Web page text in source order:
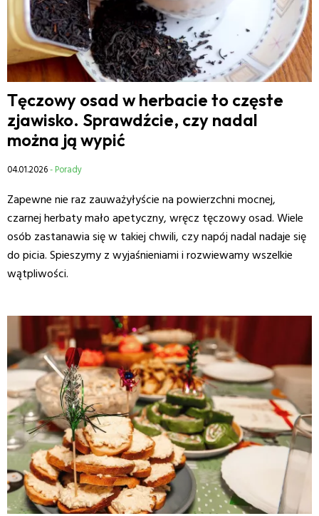
Tęczowy osad w herbacie to częste
zjawisko. Sprawdźcie, czy nadal
można ją wypić
04.01.2026- Porady
Zapewne nie raz zauważyłyście na powierzchni mocnej,
czarnej herbaty mało apetyczny, wręcz tęczowy osad. Wiele
osób zastanawia się w takiej chwili, czy napój nadal nadaje się
do picia. Spieszymy z wyjaśnieniami i rozwiewamy wszelkie
wątpliwości.